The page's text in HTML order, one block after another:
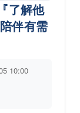
了解他
伴有需
10:00